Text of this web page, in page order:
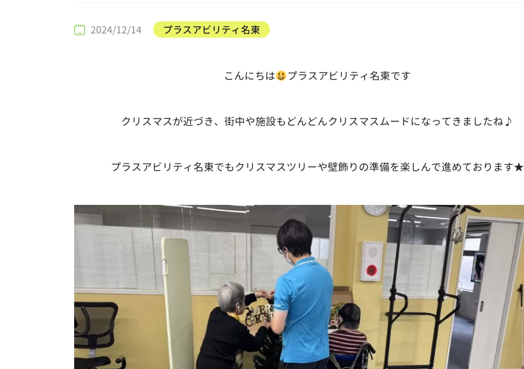
2024/12/14 プラスアビリティ名東
こんにちは プラスアビリティ名東です
クリスマスが近づき、街中や施設もどんどんクリスマスムードになってきましたね♪
プラスアビリティ名東でもクリスマスツリーや壁飾りの準備を楽しんで進めております★